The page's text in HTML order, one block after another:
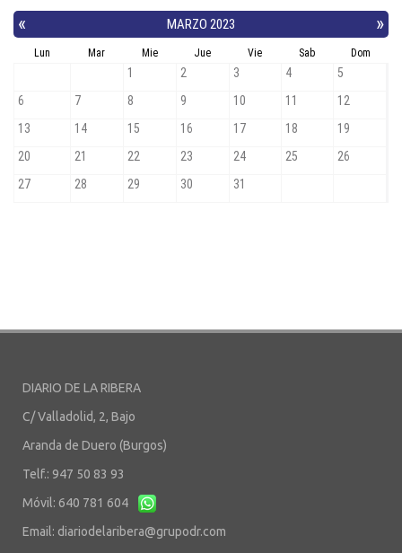
DIARIO DE LA RIBERA
C/ Valladolid, 2, Bajo
Aranda de Duero (Burgos)
Telf.: 947 50 83 93
Móvil: 640 781 604
Email: diariodelaribera@grupodr.com